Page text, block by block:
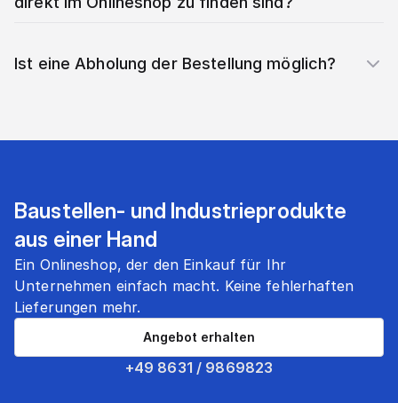
Ist eine Abholung der Bestellung möglich?
Baustellen- und Industrieprodukte
aus einer Hand
Ein Onlineshop, der den Einkauf für Ihr
Unternehmen einfach macht. Keine fehlerhaften
Lieferungen mehr.
+49 8631 / 9869823
Angebot erhalten